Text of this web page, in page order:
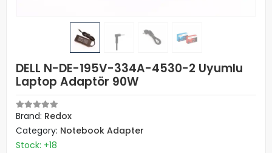
DELL N-DE-195V-334A-4530-2 Uyumlu
Laptop Adaptör 90W
Brand: Redox
Category: Notebook Adapter
Stock: +18